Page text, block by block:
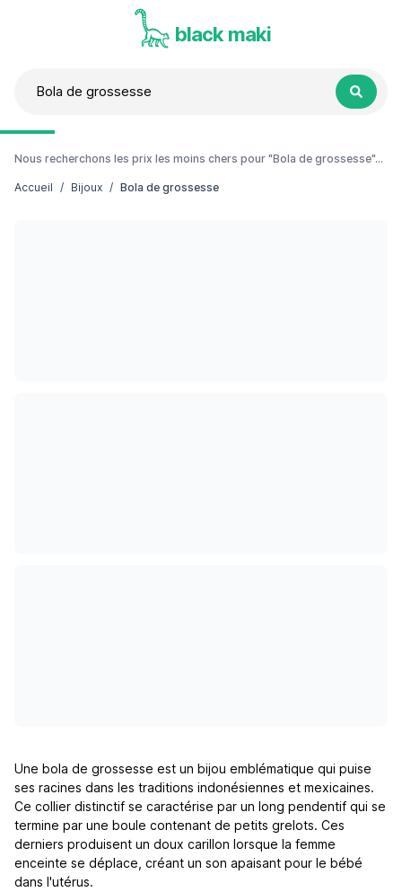
black maki
Nous recherchons les prix les moins chers pour "Bola de grossesse"...
Accueil / Bijoux / Bola de grossesse
Une bola de grossesse est un bijou emblématique qui puise
ses racines dans les traditions indonésiennes et mexicaines.
Ce collier distinctif se caractérise par un long pendentif qui se
termine par une boule contenant de petits grelots. Ces
derniers produisent un doux carillon lorsque la femme
enceinte se déplace, créant un son apaisant pour le bébé
dans l'utérus.